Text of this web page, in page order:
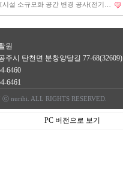
시설 소규모화 공간 변경 공사(전기…
원
주시 탄천면 분창양달길 77-68(32609)
6460
6461
ⓒ nurihi. ALL RIGHTS RESERVED.
PC 버전으로 보기